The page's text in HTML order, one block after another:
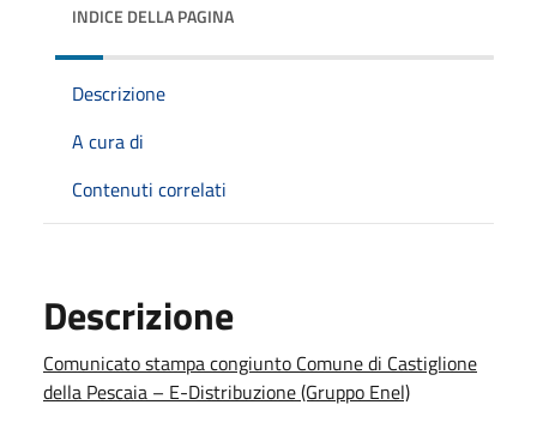
INDICE DELLA PAGINA
Descrizione
A cura di
Contenuti correlati
Descrizione
Comunicato stampa congiunto Comune di Castiglione
della Pescaia – E-Distribuzione (Gruppo Enel)